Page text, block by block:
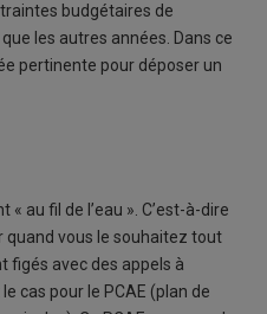
budgétaires de
les autres années. Dans ce
pertinente pour déposer un
au fil de l’eau ». C’est-à-dire
quand vous le souhaitez tout
figés avec des appels à
cas pour le PCAE (plan de